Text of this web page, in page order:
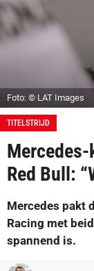
Foto: © LAT Images
TITELSTRIJD
Red Bull:
Mercedes pakt
Racing met
spannend is.